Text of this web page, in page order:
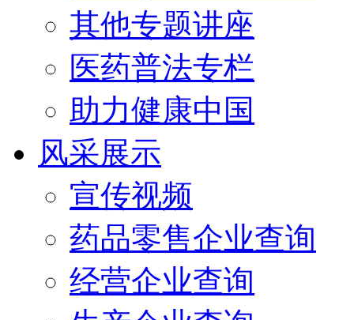
其他专题讲座
医药普法专栏
助力健康中国
风采展示
宣传视频
药品零售企业查询
经营企业查询